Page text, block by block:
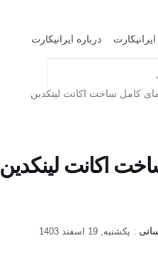
درباره ایرانیکارت
کامل ساخت اکانت لینکدین
اکانت لینکدین
: یکشنبه, 19 اسفند 1403